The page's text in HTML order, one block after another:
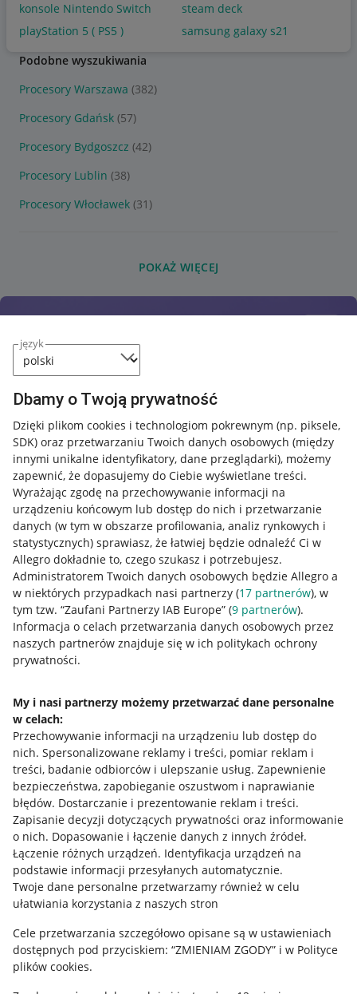
język
Dbamy o Twoją prywatność
Dzięki plikom cookies i technologiom pokrewnym (np. piksele,
SDK) oraz przetwarzaniu Twoich danych osobowych (między
innymi unikalne identyfikatory, dane przeglądarki), możemy
zapewnić, że dopasujemy do Ciebie wyświetlane treści.
Wyrażając zgodę na przechowywanie informacji na
urządzeniu końcowym lub dostęp do nich i przetwarzanie
danych (w tym w obszarze profilowania, analiz rynkowych i
statystycznych) sprawiasz, że łatwiej będzie odnaleźć Ci w
Allegro dokładnie to, czego szukasz i potrzebujesz.
Administratorem Twoich danych osobowych będzie Allegro a
w niektórych przypadkach nasi partnerzy (17 partnerów), w
tym tzw. “Zaufani Partnerzy IAB Europe” (9 partnerów).
Informacja o celach przetwarzania danych osobowych przez
naszych partnerów znajduje się w ich politykach ochrony
prywatności.
My i nasi partnerzy możemy przetwarzać dane personalne
w celach:
Przechowywanie informacji na urządzeniu lub dostęp do
nich. Spersonalizowane reklamy i treści, pomiar reklam i
treści, badanie odbiorców i ulepszanie usług. Zapewnienie
bezpieczeństwa, zapobieganie oszustwom i naprawianie
błędów. Dostarczanie i prezentowanie reklam i treści.
Zapisanie decyzji dotyczących prywatności oraz informowanie
o nich. Dopasowanie i łączenie danych z innych źródeł.
Łączenie różnych urządzeń. Identyfikacja urządzeń na
podstawie informacji przesyłanych automatycznie.
Twoje dane personalne przetwarzamy również w celu
ułatwiania korzystania z naszych stron
Cele przetwarzania szczegółowo opisane są w ustawieniach
dostępnych pod przyciskiem: “ZMIENIAM ZGODY” i w Polityce
plików cookies.
konsole Nintendo Switch
steam deck
playStation 5 ( PS5 )
samsung galaxy s21
Podobne wyszukiwania
Procesory Warszawa (382)
Procesory Gdańsk (57)
Procesory Bydgoszcz (42)
Procesory Lublin (38)
Procesory Włocławek (31)
POKAŻ WIĘCEJ
Przydatne informacje
Jak to działa
Allegro Gadane dla sprzedających
Allegro Gadane dla kupujących
Mapa miejscowości
Informacje prawne
Regulamin
Polityka plików "cookies"
Ustawienia plików "cookies"
Udostępnianie lokalizacji
Informacje dla Aktu o Usługach Cyfrowych